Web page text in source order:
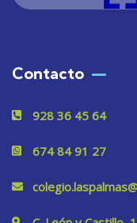
Contacto
928 36 45 64
674 84 91 27